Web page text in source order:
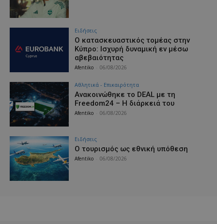
Ειδήσεις
Ο κατασκευαστικός τομέας στην
Κύπρο: Ισχυρή δυναμική εν μέσω
αβεβαιότητας
Afentiko 06/08/2026
Αθλητικά - Επικαιρότητα
Ανακοινώθηκε το DEAL με τη
Freedom24 – Η διάρκειά του
Afentiko 06/08/2026
Ειδήσεις
Ο τουρισμός ως εθνική υπόθεση
Afentiko 06/08/2026